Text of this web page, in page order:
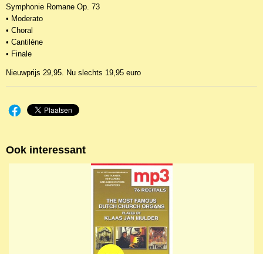
Symphonie Romane Op. 73
• Moderato
• Choral
• Cantilène
• Finale
Nieuwprijs 29,95. Nu slechts 19,95 euro
Ook interessant